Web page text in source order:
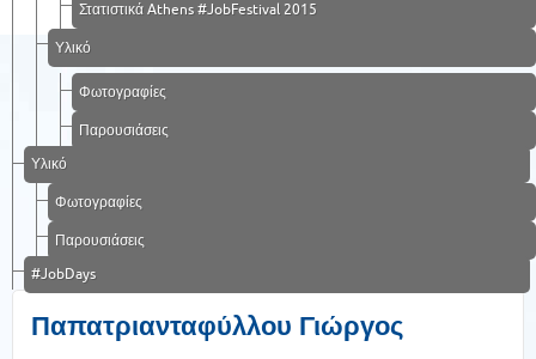
Στατιστικά Athens #JobFestival 2015
Υλικό
Φωτογραφίες
Παρουσιάσεις
Υλικό
Φωτογραφίες
Παρουσιάσεις
#JobDays
Παπατριανταφύλλου Γιώργος